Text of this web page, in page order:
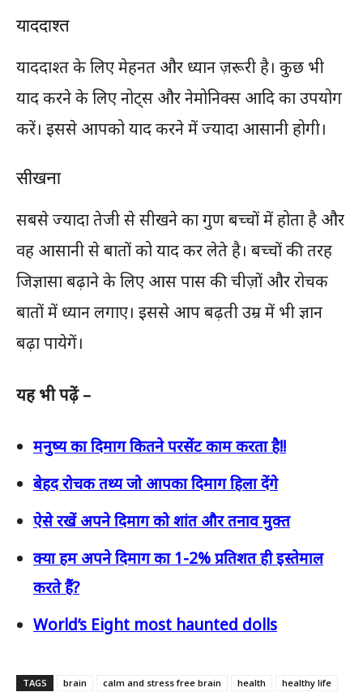
याददाश्त
याददाश्त के लिए मेहनत और ध्यान ज़रूरी है। कुछ भी
याद करने के लिए नोट्स और नेमोनिक्स आदि का उपयोग
करें। इससे आपको याद करने में ज्यादा आसानी होगी।
सीखना
सबसे ज्यादा तेजी से सीखने का गुण बच्चों में होता है और
वह आसानी से बातों को याद कर लेते है। बच्चों की तरह
जिज्ञासा बढ़ाने के लिए आस पास की चीज़ों और रोचक
बातों में ध्यान लगाए। इससे आप बढ़ती उम्र में भी ज्ञान
बढ़ा पायेगें।
यह भी पढ़ें –
मनुष्य का दिमाग कितने परसेंट काम करता है!!
बेहद रोचक तथ्य जो आपका दिमाग हिला देंगे
ऐसे रखें अपने दिमाग को शांत और तनाव मुक्त
क्या हम अपने दिमाग का 1-2% प्रतिशत ही इस्तेमाल
करते हैं?
World’s Eight most haunted dolls
TAGS brain calm and stress free brain health
healthy life